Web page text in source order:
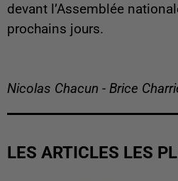
devant l’Assemblée
prochains jours.
Nicolas Chacun - Brice
LES ARTICLES LES